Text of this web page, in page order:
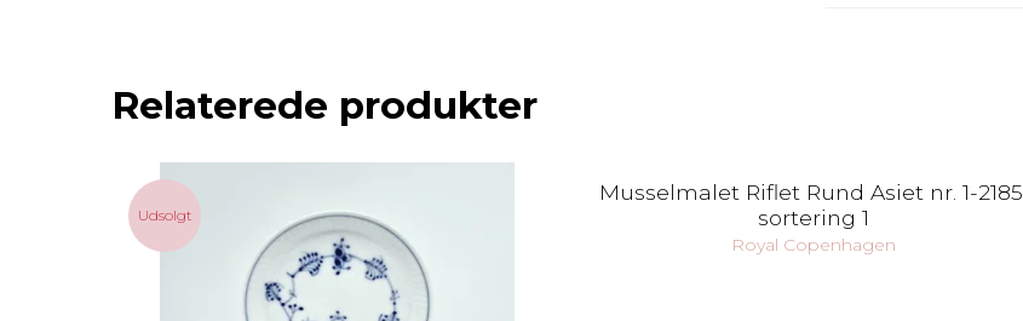
Relaterede produkter
Udsolgt
Musselmalet Riflet Rund Asiet nr. 1-2185.
sortering 1
Royal Copenhagen